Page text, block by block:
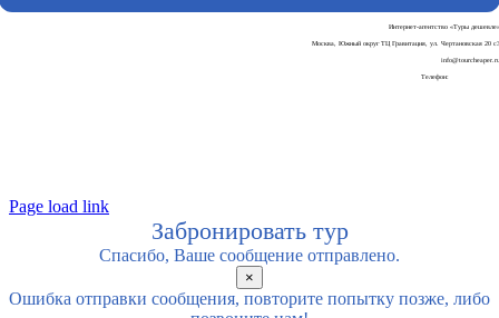
Интернет-агентство «Туры дешевле»
Москва, Южный округ ТЦ Гравитация, ул. Чертановская 20 с3
info@tourcheaper.ru
Телефон:
Page load link
Забронировать тур
Спасибо, Ваше сообщение отправлено.
×
Ошибка отправки сообщения, повторите попытку позже, либо